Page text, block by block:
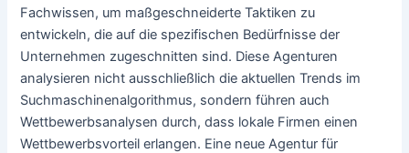
Fachwissen, um maßgeschneiderte Taktiken zu
entwickeln, die auf die spezifischen Bedürfnisse der
Unternehmen zugeschnitten sind. Diese Agenturen
analysieren nicht ausschließlich die aktuellen Trends im
Suchmaschinenalgorithmus, sondern führen auch
Wettbewerbsanalysen durch, dass lokale Firmen einen
Wettbewerbsvorteil erlangen. Eine neue Agentur für